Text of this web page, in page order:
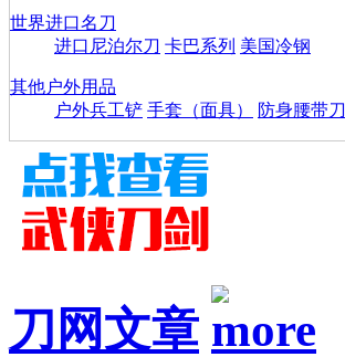
世界进口名刀
进口尼泊尔刀 卡巴系列 美国冷钢
其他户外用品
户外兵工铲 手套（面具） 防身腰带刀
刀网文章